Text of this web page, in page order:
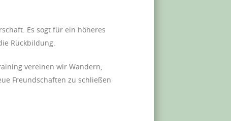
Es sogt für ein höheres
Rückbildung.
vereinen wir Wandern,
Freundschaften zu schließen